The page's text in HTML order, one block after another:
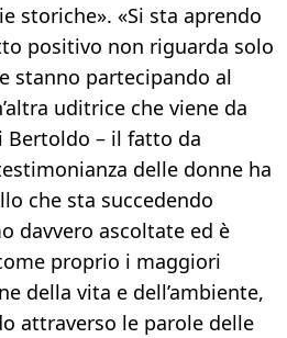
storiche». «Si sta aprendo
positivo non riguarda solo
stanno partecipando al
uditrice che viene da
Bertoldo – il fatto da
delle donne ha
che sta succedendo
davvero ascoltate ed è
proprio i maggiori
della vita e dell’ambiente,
attraverso le parole delle